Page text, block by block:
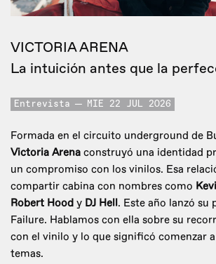
VICTORIA ARENA
La intuición antes que la
Entrevista MIE 22 JUL 2026
Formada en el circuito underground de
Victoria Arena construyó una identidad
un compromiso con los vinilos. Esa
compartir cabina con nombres como
Robert Hood y DJ Hell. Este año lanzó su
Failure. Hablamos con ella sobre su
con el vinilo y lo que significó comenzar
temas.